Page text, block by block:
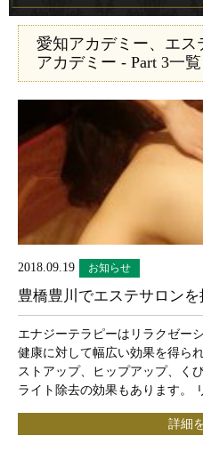
愛知アカデミー、エス
アカデミー - Part 3一覧
2018.09.19 お知らせ
豊橋豊川でエステサロン
エナジーテラピーはリラクゼー
健康に対して幅広い効果を得ら
ストアップ、ヒップアップ、く
ライト除去の効果もあります。
詳細